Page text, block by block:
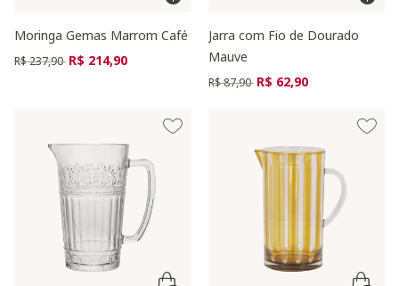
Moringa Gemas Marrom Café
Preço reduzido de
R$ 237,90 para
R$ 214,90
Jarra com Fio de Dourado
Mauve
Preço reduzido de
R$ 87,90 para
R$ 62,90